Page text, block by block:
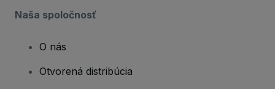
Naša spoločnosť
O nás
Otvorená distribúcia